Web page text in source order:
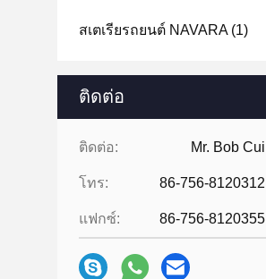
สเตเรียรถยนต์ NAVARA(1)
ติดต่อ
ติดต่อ: Mr. Bob Cui
โทร: 86-756-8120312
แฟกซ์: 86-756-8120355